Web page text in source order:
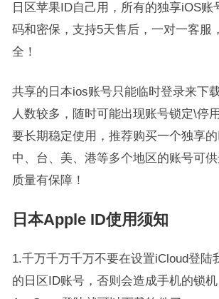
日区苹果ID自己用，所有的独享iOS账
码和密保，支持5天售后，一对一客服
全！
共享的日本ios账号只能临时登录来下
人数较多，随时可能出现账号锁定\停
要长期稳定使用，推荐购买一个独享
中、台、美、港等多个地区的账号可
质量有保障！
日本Apple ID使用须知
1.千万千万千万不要在设置iCloud登陆
的日区ID账号，否则会造成手机的锁